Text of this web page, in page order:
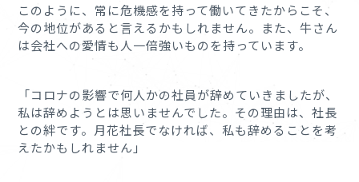
このように、常に危機感を持って働いてきたからこそ、
今の地位があると言えるかもしれません。また、牛さん
は会社への愛情も人一倍強いものを持っています。
「コロナの影響で何人かの社員が辞めていきましたが、
私は辞めようとは思いませんでした。その理由は、社長
との絆です。月花社長でなければ、私も辞めることを考
えたかもしれません」